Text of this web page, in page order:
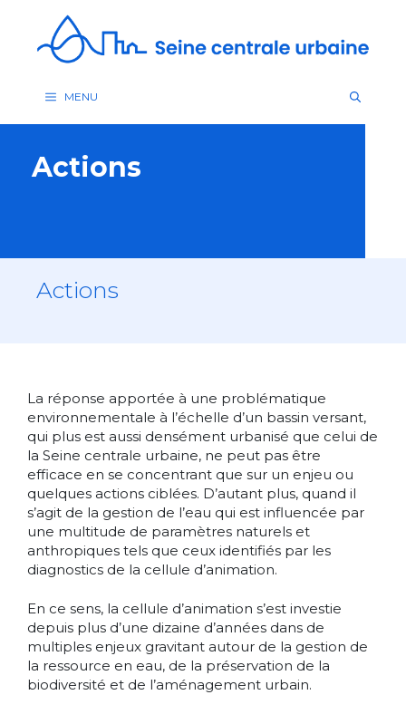
contenu
MENU
Actions
Actions
La réponse apportée à une problématique
environnementale à l’échelle d’un bassin versant,
qui plus est aussi densément urbanisé que celui de
la Seine centrale urbaine, ne peut pas être
efficace en se concentrant que sur un enjeu ou
quelques actions ciblées. D’autant plus, quand il
s’agit de la gestion de l’eau qui est influencée par
une multitude de paramètres naturels et
anthropiques tels que ceux identifiés par les
diagnostics de la cellule d’animation.
En ce sens, la cellule d’animation s’est investie
depuis plus d’une dizaine d’années dans de
multiples enjeux gravitant autour de la gestion de
la ressource en eau, de la préservation de la
biodiversité et de l’aménagement urbain.